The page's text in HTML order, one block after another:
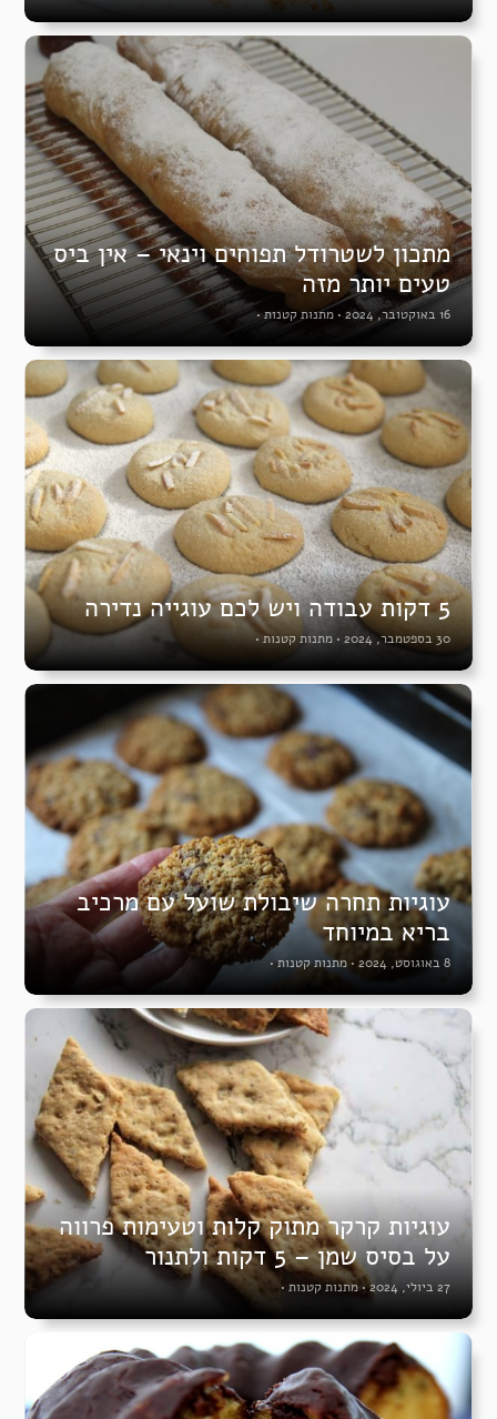
מתכון לשטרודל תפוחים וינאי – אין ביס
טעים יותר מזה
16 באוקטובר, 2024 • מתנות קטנות •
5 דקות עבודה ויש לכם עוגייה נדירה
30 בספטמבר, 2024 • מתנות קטנות •
עוגיות תחרה שיבולת שועל עם מרכיב
בריא במיוחד
8 באוגוסט, 2024 • מתנות קטנות•
עוגיות קרקר מתוק קלות וטעימות פרווה
על בסיס שמן – 5 דקות ולתנור
27 ביולי, 2024 •מתנות קטנות •